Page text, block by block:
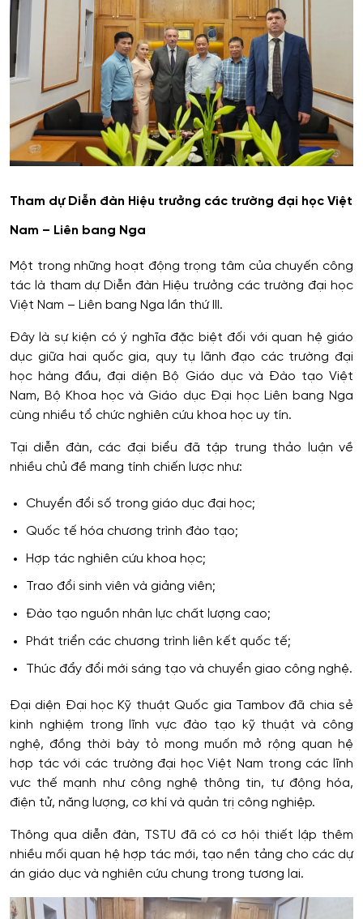
Tham dự Diễn đàn Hiệu trưởng các trường đại học Việt
Nam – Liên bang Nga
Một trong những hoạt động trọng tâm của chuyến công
tác là tham dự Diễn đàn Hiệu trưởng các trường đại học
Việt Nam – Liên bang Nga lần thứ III.
Đây là sự kiện có ý nghĩa đặc biệt đối với quan hệ giáo
dục giữa hai quốc gia, quy tụ lãnh đạo các trường đại
học hàng đầu, đại diện Bộ Giáo dục và Đào tạo Việt
Nam, Bộ Khoa học và Giáo dục Đại học Liên bang Nga
cùng nhiều tổ chức nghiên cứu khoa học uy tín.
Tại diễn đàn, các đại biểu đã tập trung thảo luận về
nhiều chủ đề mang tính chiến lược như:
Chuyển đổi số trong giáo dục đại học;
Quốc tế hóa chương trình đào tạo;
Hợp tác nghiên cứu khoa học;
Trao đổi sinh viên và giảng viên;
Đào tạo nguồn nhân lực chất lượng cao;
Phát triển các chương trình liên kết quốc tế;
Thúc đẩy đổi mới sáng tạo và chuyển giao công nghệ.
Đại diện Đại học Kỹ thuật Quốc gia Tambov đã chia sẻ
kinh nghiệm trong lĩnh vực đào tạo kỹ thuật và công
nghệ, đồng thời bày tỏ mong muốn mở rộng quan hệ
hợp tác với các trường đại học Việt Nam trong các lĩnh
vực thế mạnh như công nghệ thông tin, tự động hóa,
điện tử, năng lượng, cơ khí và quản trị công nghiệp.
Thông qua diễn đàn, TSTU đã có cơ hội thiết lập thêm
nhiều mối quan hệ hợp tác mới, tạo nền tảng cho các dự
án giáo dục và nghiên cứu chung trong tương lai.